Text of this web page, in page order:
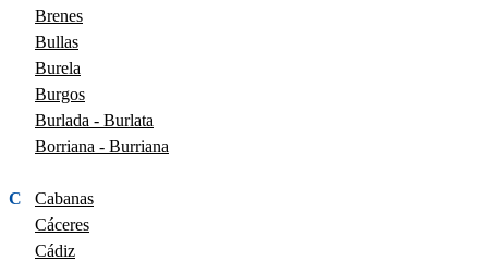
Brenes
Bullas
Burela
Burgos
Burlada - Burlata
Borriana - Burriana
C
Cabanas
Cáceres
Cádiz